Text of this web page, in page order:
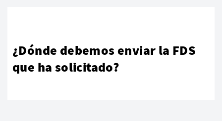
¿Dónde debemos enviar la FDS
que ha solicitado?